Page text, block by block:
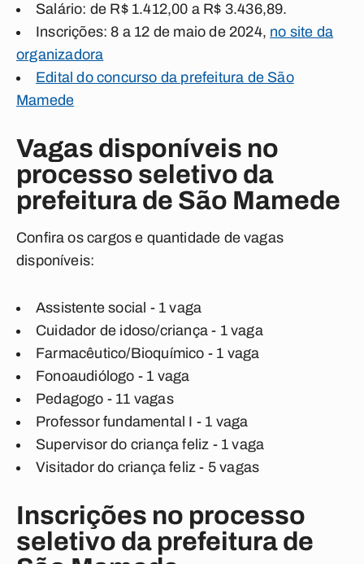
Salário: de R$ 1.412,00 a R$ 3.436,89.
Inscrições: 8 a 12 de maio de 2024, no site da
organizadora
Edital do concurso da prefeitura de São
Mamede
Vagas disponíveis no
processo seletivo da
prefeitura de São Mamede
Confira os cargos e quantidade de vagas
disponíveis:
Assistente social - 1 vaga
Cuidador de idoso/criança - 1 vaga
Farmacêutico/Bioquímico - 1 vaga
Fonoaudiólogo - 1 vaga
Pedagogo - 11 vagas
Professor fundamental I - 1 vaga
Supervisor do criança feliz - 1 vaga
Visitador do criança feliz - 5 vagas
Inscrições no processo
seletivo da prefeitura de